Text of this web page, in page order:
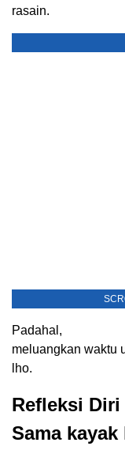
rasain.
Padahal,
meluangkan waktu
lho.
Refleksi Diri
Sama